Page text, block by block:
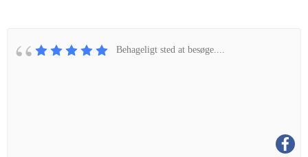
Behageligt sted at besøge....